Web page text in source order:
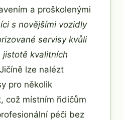
a proškolenými
s novějšími vozidly
servisy kvůli
jistotě kvalitních
lze nalézt
pro několik
což místním řidičům
péči bez